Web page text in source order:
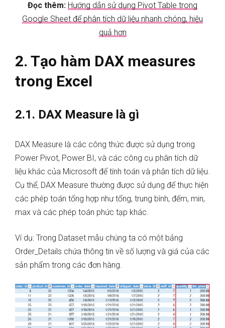
Đọc thêm: Hướng dẫn sử dụng Pivot Table trong
Google Sheet để phân tích dữ liệu nhanh chóng, hiệu
quả hơn
2. Tạo hàm DAX measures
trong Excel
2.1. DAX Measure là gì
DAX Measure là các công thức được sử dụng trong
Power Pivot, Power BI, và các công cụ phân tích dữ
liệu khác của Microsoft để tính toán và phân tích dữ liệu.
Cụ thể, DAX Measure thường được sử dụng để thực hiện
các phép toán tổng hợp như tổng, trung bình, đếm, min,
max và các phép toán phức tạp khác.
Ví dụ: Trong Dataset mẫu chúng ta có một bảng
Order_Details chứa thông tin về số lượng và giá của các
sản phẩm trong các đơn hàng.